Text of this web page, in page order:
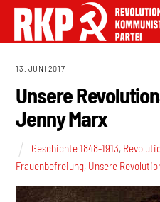
13. JUNI 2017
Unsere
Jenny Marx
Geschichte 1848-1913,
Frauenbefreiung, Unsere